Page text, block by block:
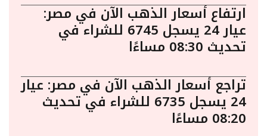
ارتفاع أسعار الذهب الآن في مصر:
عيار 24 يسجل 6745 للشراء في
تحديث 08:30 مساءًا
تراجع أسعار الذهب الآن في مصر: عيار
24 يسجل 6735 للشراء في تحديث
08:20 مساءًا